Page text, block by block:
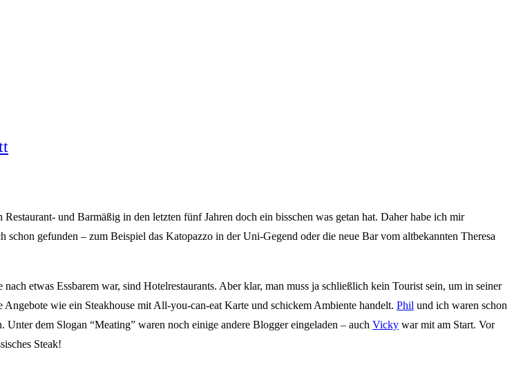
Restaurant- und Barmäßig in den letzten fünf Jahren doch ein bisschen was getan hat. Daher habe ich mir
gefunden – zum Beispiel das Katopazzo in der Uni-Gegend oder die neue Bar vom altbekannten Theresa
etwas Essbarem war, sind Hotelrestaurants. Aber klar, man muss ja schließlich kein Tourist sein, um in seiner
wie ein Steakhouse mit All-you-can-eat Karte und schickem Ambiente handelt. Phil und ich waren schon
dem Slogan “Meating” waren noch einige andere Blogger eingeladen – auch Vicky war mit am Start. Vor
Steak!